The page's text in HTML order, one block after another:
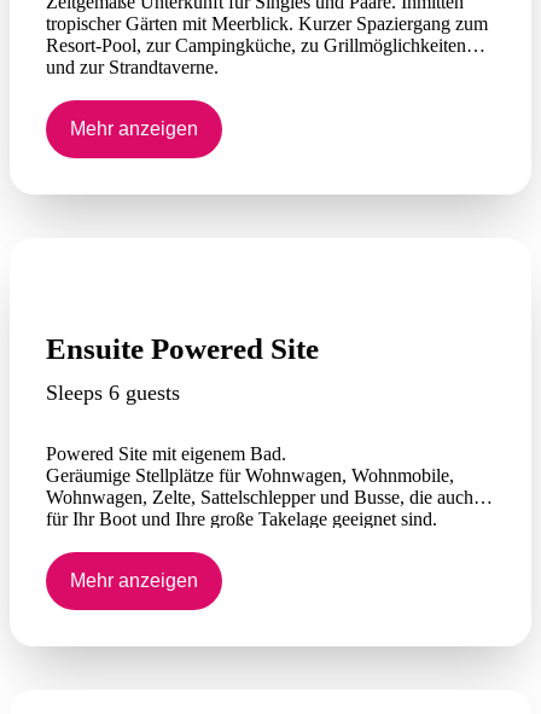
tropischer Gärten mit Meerblick. Kurzer Spaziergang zum
Resort-Pool, zur Campingküche, zu Grillmöglichkeiten
und zur Strandtaverne.
Minibar-Kühlschrank. Fernseher und Inneneinrichtung.
Eigenes Badezimmer. Split-Klimaanlage. Veranda im
Außenbereich. Wählen Sie zwischen 1 Kingsize-Bett oder
Poolhandtücher).
Mehr anzeigen
Ensuite Powered Site
Sleeps 6 guests
Powered Site mit eigenem Bad.
Geräumige Stellplätze für Wohnwagen, Wohnmobile,
Wohnwagen, Zelte, Sattelschlepper und Busse, die auch
für Ihr Boot und Ihre große Takelage geeignet sind.
Ausstattungsblock, Grillplatz im Freien, Pool und
Strandbar in unmittelbarer Nähe.
Bootsrampe und unsere unberührten Strände sind alle nur
Mehr anzeigen